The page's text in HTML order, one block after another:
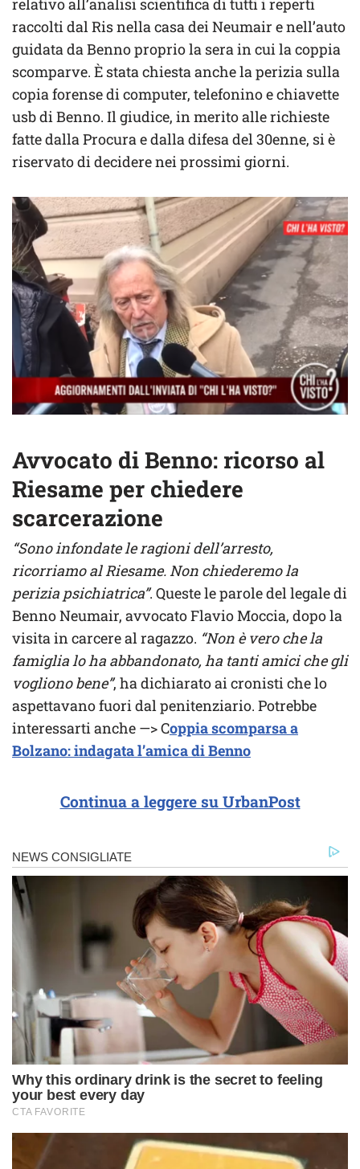
raccolti dal Ris nella casa dei Neumair e nell’auto
guidata da Benno proprio la sera in cui la coppia
scomparve. È stata chiesta anche la perizia sulla
copia forense di computer, telefonino e chiavette
usb di Benno. Il giudice, in merito alle richieste
fatte dalla Procura e dalla difesa del 30enne, si è
riservato di decidere nei prossimi giorni.
Avvocato di Benno: ricorso al
Riesame per chiedere
scarcerazione
“Sono infondate le ragioni dell’arresto,
ricorriamo al Riesame. Non chiederemo la
perizia psichiatrica”. Queste le parole del legale di
Benno Neumair, avvocato Flavio Moccia, dopo la
visita in carcere al ragazzo. “Non è vero che la
famiglia lo ha abbandonato, ha tanti amici che gli
vogliono bene”, ha dichiarato ai cronisti che lo
aspettavano fuori dal penitenziario. Potrebbe
interessarti anche —> Coppia scomparsa a
Bolzano: indagata l’amica di Benno
Continua a leggere su UrbanPost